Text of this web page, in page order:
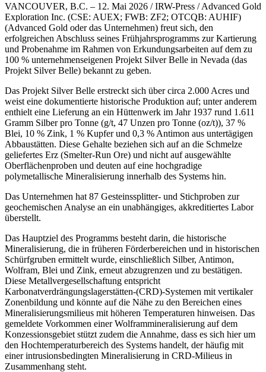
VANCOUVER, B.C. – 12. Mai 2026 / IRW-Press / Advanced Gold
Exploration Inc. (CSE: AUEX; FWB: ZF2; OTCQB: AUHIF)
(Advanced Gold oder das Unternehmen) freut sich, den
erfolgreichen Abschluss seines Frühjahrsprogramms zur Kartierung
und Probenahme im Rahmen von Erkundungsarbeiten auf dem zu
100 % unternehmenseigenen Projekt Silver Belle in Nevada (das
Projekt Silver Belle) bekannt zu geben.
Das Projekt Silver Belle erstreckt sich über circa 2.000 Acres und
weist eine dokumentierte historische Produktion auf; unter anderem
enthielt eine Lieferung an ein Hüttenwerk im Jahr 1937 rund 1.611
Gramm Silber pro Tonne (g/t, 47 Unzen pro Tonne (oz/t)), 37 %
Blei, 10 % Zink, 1 % Kupfer und 0,3 % Antimon aus untertägigen
Abbaustätten. Diese Gehalte beziehen sich auf an die Schmelze
geliefertes Erz (Smelter-Run Ore) und nicht auf ausgewählte
Oberflächenproben und deuten auf eine hochgradige
polymetallische Mineralisierung innerhalb des Systems hin.
Das Unternehmen hat 87 Gesteinssplitter- und Stichproben zur
geochemischen Analyse an ein unabhängiges, akkreditiertes Labor
überstellt.
Das Hauptziel des Programms besteht darin, die historische
Mineralisierung, die in früheren Förderbereichen und in historischen
Schürfgruben ermittelt wurde, einschließlich Silber, Antimon,
Wolfram, Blei und Zink, erneut abzugrenzen und zu bestätigen.
Diese Metallvergesellschaftung entspricht
Karbonatverdrängungslagerstätten-(CRD)-Systemen mit vertikaler
Zonenbildung und könnte auf die Nähe zu den Bereichen eines
Mineralisierungsmilieus mit höheren Temperaturen hinweisen. Das
gemeldete Vorkommen einer Wolframmineralisierung auf dem
Konzessionsgebiet stützt zudem die Annahme, dass es sich hier um
den Hochtemperaturbereich des Systems handelt, der häufig mit
einer intrusionsbedingten Mineralisierung in CRD-Milieus in
Zusammenhang steht.